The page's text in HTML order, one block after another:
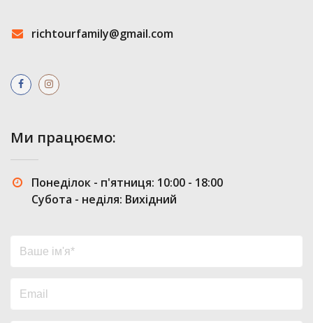
richtourfamily@gmail.com
Ми працюємо:
Понеділок - п'ятниця: 10:00 - 18:00
Субота - неділя: Вихідний